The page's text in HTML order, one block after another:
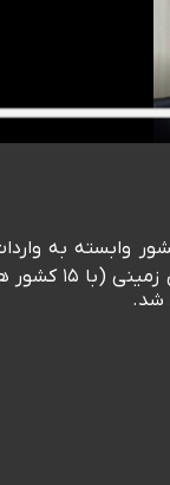
🗣️۵۰ درصد مواد اولیه دارویی
مسیرهای دریایی و هوایی
شد.